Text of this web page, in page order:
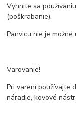
Vyhnite sa
(poškrabanie).
Panvicu nie je
Varovanie!
Pri varení používajte
náradie, kovové